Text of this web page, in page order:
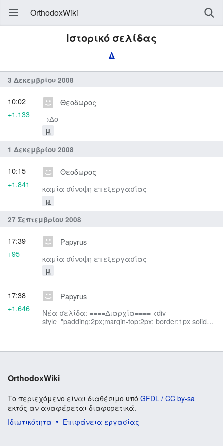
OrthodoxWiki
Ιστορικό σελίδας
Δ
3 Δεκεμβρίου 2008
Θεοδωρος
→‎Δο
μ
10:02
+1.133
1 Δεκεμβρίου 2008
Θεοδωρος
καμία σύνοψη επεξεργασίας
μ
10:15
+1.841
27 Σεπτεμβρίου 2008
Papyrus
καμία σύνοψη επεξεργασίας
μ
17:39
+95
Papyrus
Νέα σελίδα: ====Διαρχία==== <div
style="padding:2px;margin-top:2px; border:1px solid
17:38
+1.646
OrthodoxWiki
Το περιεχόμενο είναι διαθέσιμο υπό GFDL / CC by-sa
εκτός αν αναφέρεται διαφορετικά.
Ιδιωτικότητα
Επιφάνεια εργασίας